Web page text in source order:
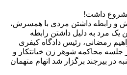
داشت!
و رابطه داشتن مردی با همسرش،
مرد به دلیل داشتن رابطه
رمضانی، رئیس دادگاه کیفری
محاکمه شوهر زن خیانتکار و
بیرجند برگزار شد اتهام متهمان